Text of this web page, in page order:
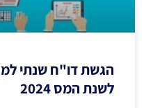
הגשת דו"ח שנתי
לשנת המס 2024